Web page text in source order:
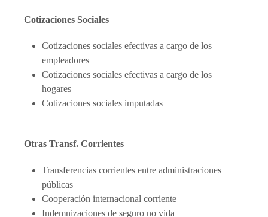
Cotizaciones Sociales
Cotizaciones sociales efectivas a cargo de los
empleadores
Cotizaciones sociales efectivas a cargo de los
hogares
Cotizaciones sociales imputadas
Otras Transf. Corrientes
Transferencias corrientes entre administraciones
públicas
Cooperación internacional corriente
Indemnizaciones de seguro no vida